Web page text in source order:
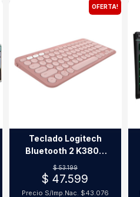
OFERTA!
Teclado Logitech
Bluetooth 2 K380S
Rosa
$ 53.199
$ 47.599
Precio S/Imp.Nac. $43.076